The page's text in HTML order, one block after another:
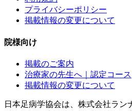
プライバシーポリシー
掲載情報の変更について
院様向け
掲載のご案内
治療家の先生へ｜認定コース
掲載情報の変更について
日本足病学協会は、株式会社ラ